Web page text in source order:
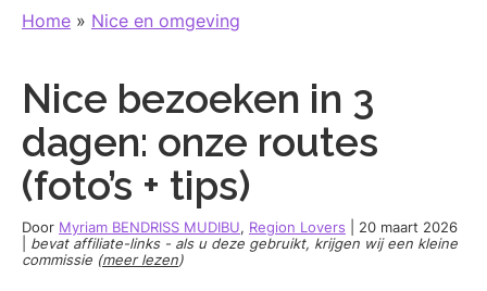
in
-
blog
van
en
Manu
Home » Nice en omgeving
Nice bezoeken in 3
dagen: onze routes
(foto’s + tips)
Door Myriam BENDRISS MUDIBU, Region Lovers
20 maart 2026
bevat affiliate-links - als u deze gebruikt, krijgen wij een kleine
commissie (meer lezen)